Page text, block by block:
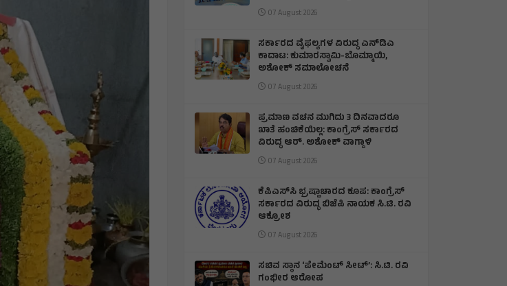
07 August 2026
ಸರ್ಕಾರದ ವೈಫಲ್ಯಗಳ ವಿರುದ್ಧ ಎನ್‌ಡಿಎ
ಕಾದಾಟ: ಕುಮಾರಸ್ವಾಮಿ-ಬೊಮ್ಮಾಯಿ,
ಅಶೋಕ್ ಸಮಾಲೋಚನೆ
07 August 2026
ಪ್ರಮಾಣ ವಚನ ಮುಗಿದು 3 ದಿನವಾದರೂ
ಖಾತೆ ಹಂಚಿಕೆಯಿಲ್ಲ: ಕಾಂಗ್ರೆಸ್ ಸರ್ಕಾರದ
ವಿರುದ್ಧ ಆರ್‌. ಅಶೋಕ್ ವಾಗ್ದಾಳಿ
07 August 2026
ಕೆಪಿಎಸ್‌ಸಿ ಭ್ರಷ್ಟಾಚಾರದ ಕೂಪ: ಕಾಂಗ್ರೆಸ್
ಸರ್ಕಾರದ ವಿರುದ್ಧ ಬಿಜೆಪಿ ನಾಯಕ ಸಿ.ಟಿ. ರವಿ
ಆಕ್ರೋಶ
07 August 2026
ಸಚಿವ ಸ್ಥಾನ ‘ಪೇಮೆಂಟ್ ಸೀಟ್’: ಸಿ.ಟಿ. ರವಿ
ಗಂಭೀರ ಆರೋಪ